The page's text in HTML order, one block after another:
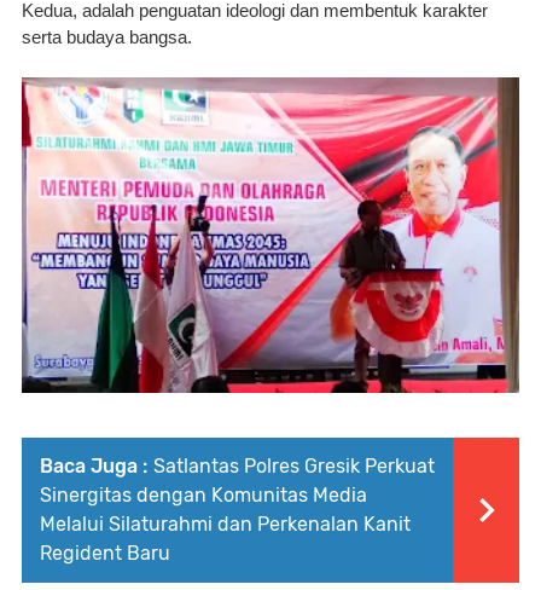
Kedua, adalah penguatan ideologi dan membentuk karakter
serta budaya bangsa.
Baca Juga : Satlantas Polres Gresik Perkuat
Sinergitas dengan Komunitas Media
Melalui Silaturahmi dan Perkenalan Kanit
Regident Baru